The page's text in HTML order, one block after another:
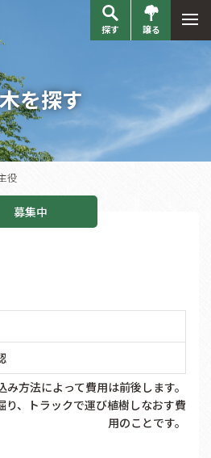
探す 譲る
を探す
役
募集中
方法によって費用は前後します。
、トラックで運び植樹しなおす費
用のことです。